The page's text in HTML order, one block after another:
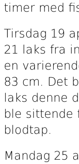
timer med
Tirsdag 19
21 laks fra
en
83 cm. Det
laks denne
ble sittende
blodtap.
Mandag 25